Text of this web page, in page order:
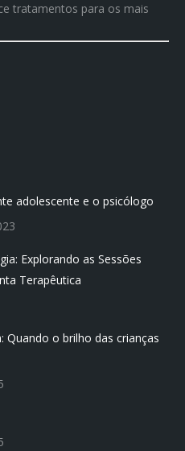
tratamentos para os mais
adolescente e o psicólogo
Explorando as Sessões
Terapêutica
Quando o brilho das crianças